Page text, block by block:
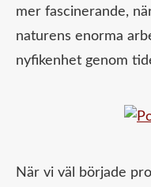
mer fascinerande,
naturens enorma
nyfikenhet genom
När vi väl började